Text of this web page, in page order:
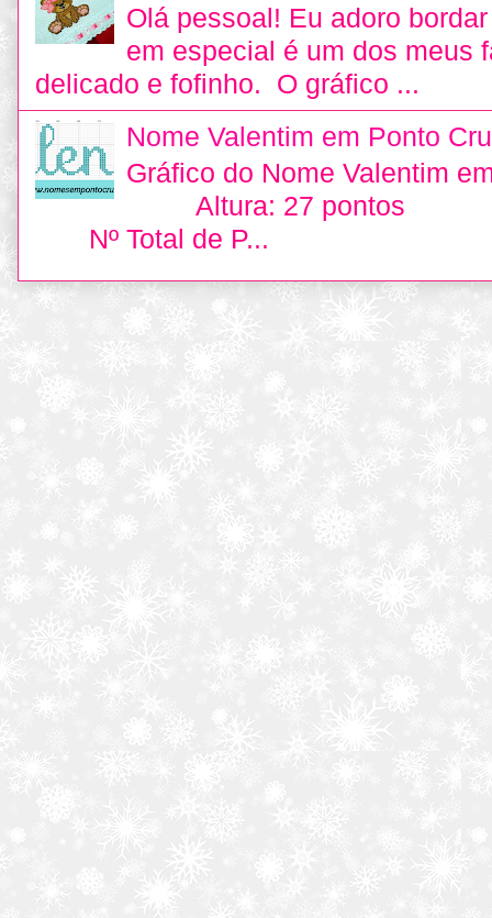
Olá pessoal! Eu adoro
em especial é um dos meus
delicado e fofinho. O gráfico ...
Nome Valentim em Ponto
Gráfico do Nome Valentim
Altura: 27 pontos
Nº Total de P...